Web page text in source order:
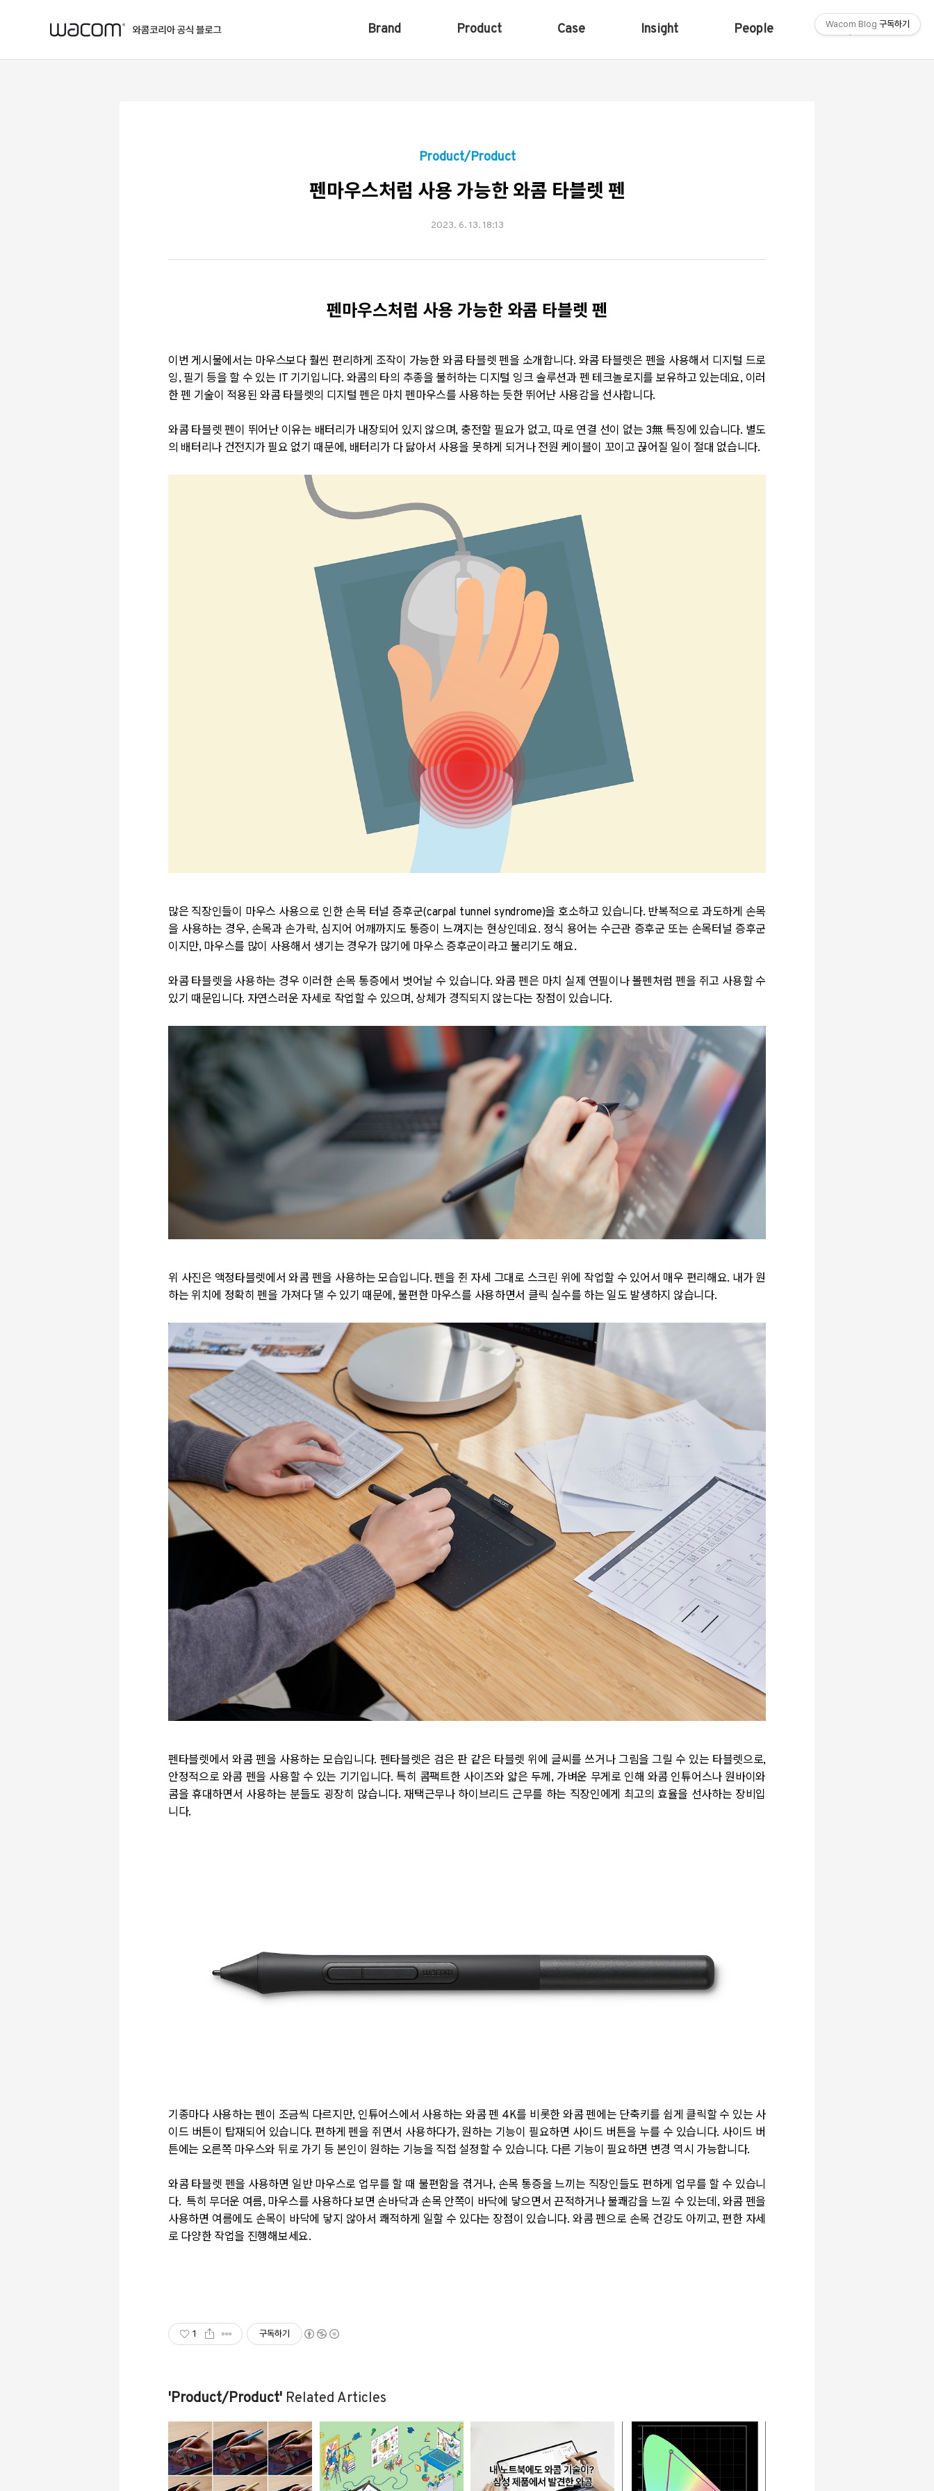
Brand Product Case Insight People Shop
Product/Product
펜마우스처럼 사용 가능한 와콤 타블렛 펜
2023. 6. 13. 18:13
펜마우스처럼 사용 가능한 와콤 타블렛 펜
이번 게시물에서는 마우스보다 훨씬 편리하게 조작이 가능한 와콤 타블렛 펜을 소개합니다. 와콤 타블렛은 펜을 사용해서 디지털 드로
잉, 필기 등을 할 수 있는 IT 기기입니다. 와콤의 타의 추종을 불허하는 디지털 잉크 솔루션과 펜 테크놀로지를 보유하고 있는데요, 이러
한 펜 기술이 적용된 와콤 타블렛의 디지털 펜은 마치 펜마우스를 사용하는 듯한 뛰어난 사용감을 선사합니다.
와콤 타블렛 펜이 뛰어난 이유는 배터리가 내장되어 있지 않으며, 충전할 필요가 없고, 따로 연결 선이 없는 3無 특징에 있습니다. 별도
의 배터리나 건전지가 필요 없기 때문에, 배터리가 다 닳아서 사용을 못하게 되거나 전원 케이블이 꼬이고 끊어질 일이 절대 없습니다.
많은 직장인들이 마우스 사용으로 인한 손목 터널 증후군(carpal tunnel syndrome)을 호소하고 있습니다. 반복적으로 과도하게 손목
을 사용하는 경우, 손목과 손가락, 심지어 어깨까지도 통증이 느껴지는 현상인데요. 정식 용어는 수근관 증후군 또는 손목터널 증후군
이지만, 마우스를 많이 사용해서 생기는 경우가 많기에 마우스 증후군이라고 불리기도 해요.
와콤 타블렛을 사용하는 경우 이러한 손목 통증에서 벗어날 수 있습니다. 와콤 펜은 마치 실제 연필이나 볼펜처럼 펜을 쥐고 사용할 수
있기 때문입니다. 자연스러운 자세로 작업할 수 있으며, 상체가 경직되지 않는다는 장점이 있습니다.
위 사진은 액정타블렛에서 와콤 펜을 사용하는 모습입니다. 펜을 쥔 자세 그대로 스크린 위에 작업할 수 있어서 매우 편리해요. 내가 원
하는 위치에 정확히 펜을 가져다 댈 수 있기 때문에, 불편한 마우스를 사용하면서 클릭 실수를 하는 일도 발생하지 않습니다.
펜타블렛에서 와콤 펜을 사용하는 모습입니다. 펜타블렛은 검은 판 같은 타블렛 위에 글씨를 쓰거나 그림을 그릴 수 있는 타블렛으로,
안정적으로 와콤 펜을 사용할 수 있는 기기입니다. 특히 콤팩트한 사이즈와 얇은 두께, 가벼운 무게로 인해 와콤 인튜어스나 원바이와
콤을 휴대하면서 사용하는 분들도 굉장히 많습니다. 재택근무나 하이브리드 근무를 하는 직장인에게 최고의 효율을 선사하는 장비입
니다.
기종마다 사용하는 펜이 조금씩 다르지만, 인튜어스에서 사용하는 와콤 펜 4K를 비롯한 와콤 펜에는 단축키를 쉽게 클릭할 수 있는 사
이드 버튼이 탑재되어 있습니다. 편하게 펜을 쥐면서 사용하다가, 원하는 기능이 필요하면 사이드 버튼을 누를 수 있습니다. 사이드 버
튼에는 오른쪽 마우스와 뒤로 가기 등 본인이 원하는 기능을 직접 설정할 수 있습니다. 다른 기능이 필요하면 변경 역시 가능합니다.
와콤 타블렛 펜을 사용하면 일반 마우스로 업무를 할 때 불편함을 겪거나, 손목 통증을 느끼는 직장인들도 편하게 업무를 할 수 있습니
다. 특히 무더운 여름, 마우스를 사용하다 보면 손바닥과 손목 안쪽이 바닥에 닿으면서 끈적하거나 불쾌감을 느낄 수 있는데, 와콤 펜을
사용하면 여름에도 손목이 바닥에 닿지 않아서 쾌적하게 일할 수 있다는 장점이 있습니다. 와콤 펜으로 손목 건강도 아끼고, 편한 자세
로 다양한 작업을 진행해보세요.
1 구독하기
'Product/Product' Related Articles
Wacom Blog 구독하기